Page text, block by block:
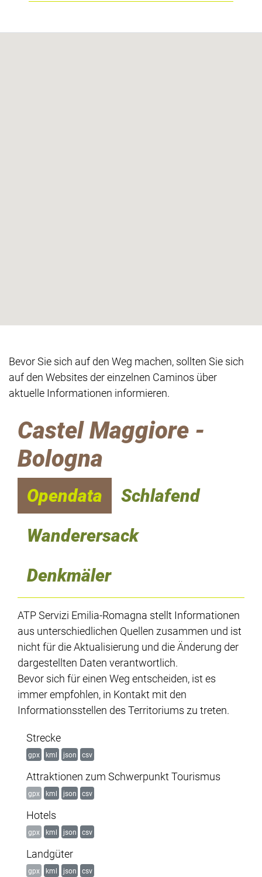
Bevor Sie sich auf den Weg machen, sollten Sie sich
auf den Websites der einzelnen Caminos über
aktuelle Informationen informieren.
Castel Maggiore -
Bologna
Opendata
Schlafend
Wanderersack
Denkmäler
ATP Servizi Emilia-Romagna stellt Informationen
aus unterschiedlichen Quellen zusammen und ist
nicht für die Aktualisierung und die Änderung der
dargestellten Daten verantwortlich.
Bevor sich für einen Weg entscheiden, ist es
immer empfohlen, in Kontakt mit den
Informationsstellen des Territoriums zu treten.
Strecke
gpx kml json csv
Attraktionen zum Schwerpunkt Tourismus
gpx kml json csv
Hotels
gpx kml json csv
Landgüter
gpx kml json csv